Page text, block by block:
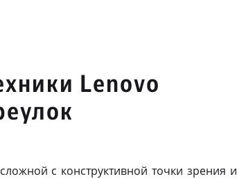
Lenovo
с конструктивной точки зрения и